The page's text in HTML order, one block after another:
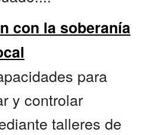
con la soberanía
para
y controlar
talleres de